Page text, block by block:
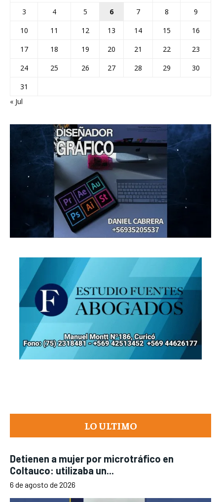
3
4 5 6 7 8
9
10
11 12 13 14 15
16
17
18 19 20 21 22
23
24
25 26 27 28 29
30
31
« Jul
LO ULTIMO
Detienen a mujer por microtráfico en
Coltauco: utilizaba un...
6 de agosto de 2026